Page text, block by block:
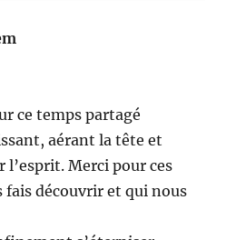
ce temps partagé
aérant la tête et
l’esprit. Merci pour ces
fais découvrir et qui nous